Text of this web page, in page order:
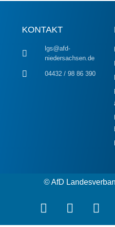
KONTAKT
lgs@afd-
niedersachsen.de
04432 / 98 86 390
© AfD